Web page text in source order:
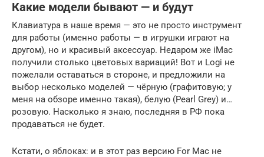
Какие модели бывают — и будут
Клавиатура в наше время — это не просто инструмент
для работы (именно работы — в игрушки играют на
другом), но и красивый аксессуар. Недаром же iMac
получили столько цветовых вариаций! Вот и Logi не
пожелали оставаться в стороне, и предложили на
выбор несколько моделей — чёрную (графитовую; у
меня на обзоре именно такая), белую (Pearl Grey) и…
розовую. Насколько я знаю, последняя в РФ пока
продаваться не будет.
Кстати, о яблоках: и в этот раз версию For Mac не